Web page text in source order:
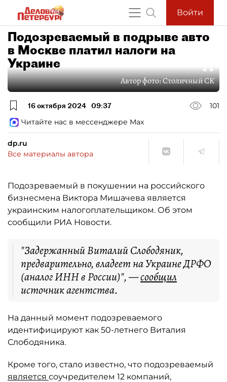
Войти
Подозреваемый в подрыве авто
в Москве платил налоги на
Украине
Автор фото:Столичный СК
16 октября 2024 09:37
101
Читайте нас в мессенджере Max
dp.ru
Все материалы автора
Подозреваемый в покушении на российского
бизнесмена Виктора Мишачева является
украинским налогоплательщиком. Об этом
сообщили РИА Новости.
"Задержанный Виталий Слободяник,
предварительно, владеет на Украине ДРФО
(аналог ИНН в России)", —сообщил
источник агентства.
На данный момент подозреваемого
идентифицируют как 50-летнего Виталия
Слободяника.
Кроме того, стало известно, что подозреваемый
является соучредителем 12 компаний,